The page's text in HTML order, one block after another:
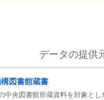
データの提供
図書館蔵書
中央図書館所蔵資料を対象と